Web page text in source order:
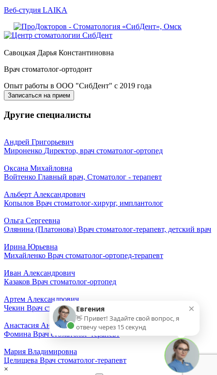
Веб-студия LAIKA
Савоцкая Дарья Константиновна
Врач стоматолог-ортодонт
Опыт работы в ООО "СибДент" с 2019 года
Записаться на прием
Другие специалисты
Андрей Григорьевич
Мироненко Директор, врач стоматолог-ортопед
Оксана Михайловна
Войтенко Главный врач, Стоматолог - терапевт
Альберт Александрович
Копылов Врач стоматолог-хирург, имплантолог
Ольга Сергеевна
Олянина (Платонова) Врач стоматолог-терапевт, детский врач
Ирина Юрьевна
Михайленко Врач стоматолог-ортопед-терапевт
Иван Александрович
Казаков Врач стоматолог-ортопед
Артем Александрович
Чекин Врач стоматолог-терапевт
Анастасия Андреевна
Фомина Врач стоматолог-терапевт
Мария Владимировна
Целищева Врач стоматолог-терапевт
×
×
Евгения
👋 Привет! Задайте свой вопрос, я
отвечу через 15 секунд